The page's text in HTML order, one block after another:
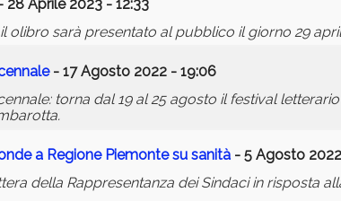
28 Aprile 2023 - 12:33
olibro sarà presentato al pubblico il giorno 29
- 17 Agosto 2022 - 19:06
torna dal 19 al 25 agosto il festival
a Regione Piemonte su sanità - 5 Agosto 2022
della Rappresentanza dei Sindaci in risposta